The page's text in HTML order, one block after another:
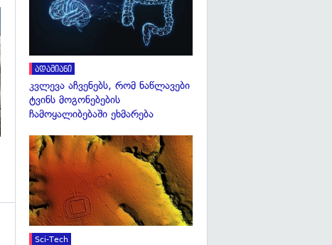
გადახედვა
ადამიანი
კვლევა აჩვენებს, რომ ნაწლავები
ტვინს მოგონებების
ჩამოყალიბებაში ეხმარება
Sci-Tech